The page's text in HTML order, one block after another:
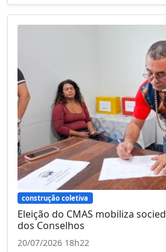
construção coletiva
Eleição do CMAS mobiliza
dos Conselhos
20/07/2026 18h22